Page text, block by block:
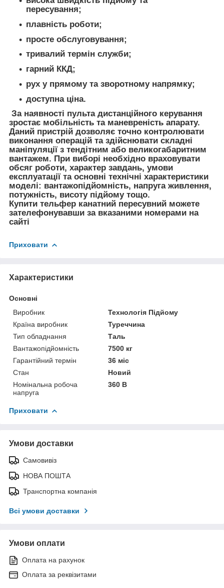
пересування;
плавність роботи;
просте обслуговування;
тривалий термін служби;
гарний ККД;
рух у прямому та зворотному напрямку;
доступна ціна.
За наявності пульта дистанційного керування
зростає мобільність та маневреність апарату.
Даний пристрій дозволяє точно контролювати
виконання операцій та здійснювати складні
маніпуляції з тендітним або великогабаритним
вантажем. При виборі необхідно враховувати
обсяг роботи, характер завдань, умови
експлуатації та основні технічні характеристики
моделі: вантажопідйомність, напруга живлення,
потужність, висоту підйому тощо.
Купити тельфер канатний пересувний можете
зателефонувавши за вказаними номерами на
сайті
Приховати
Характеристики
Основні
Виробник
Технологія Підйому
Країна виробник
Туреччина
Тип обладнання
Таль
Вантажопідйомність
7500 кг
Гарантійний термін
36 міс
Стан
Новий
Номінальна робоча
напруга
360 В
Приховати
Умови доставки
Самовивіз
НОВА ПОШТА
Транспортна компанія
Всі умови доставки
Умови оплати
Оплата на рахунок
Оплата за реквізитами